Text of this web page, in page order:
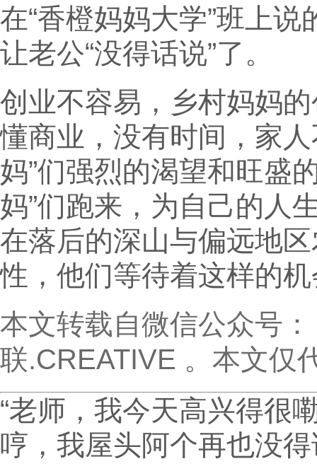
在“香橙妈妈大学”班上
让老公“没得话说”了。
创业不容易，乡村妈妈
懂商业，没有时间，家
妈”们强烈的渴望和旺盛
妈”们跑来，为自己的人
在落后的深山与偏远地
性，他们等待着这样的
本文转载自微信公众号
联.CREATIVE 。本文仅
“老师，我今天高兴得很
哼，我屋头阿个再也没得